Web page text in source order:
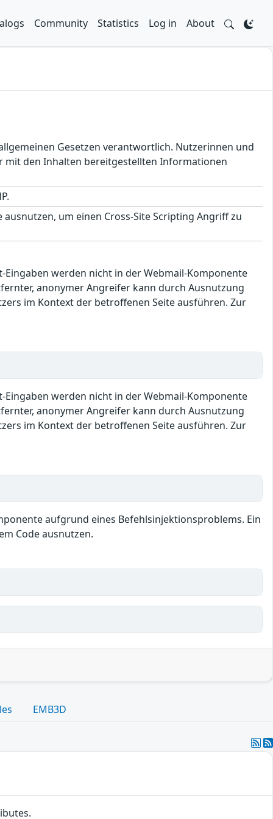
Community Statistics Log in About
Gesetzen verantwortlich. Nutzerinnen und
mit den Inhalten bereitgestellten Informationen
um einen Cross-Site Scripting Angriff zu
Eingaben werden nicht in der Webmail-Komponente
anonymer Angreifer kann durch Ausnutzung
im Kontext der betroffenen Seite ausführen. Zur
Eingaben werden nicht in der Webmail-Komponente
anonymer Angreifer kann durch Ausnutzung
im Kontext der betroffenen Seite ausführen. Zur
aufgrund eines Befehlsinjektionsproblems. Ein
Code ausnutzen.
EMB3D